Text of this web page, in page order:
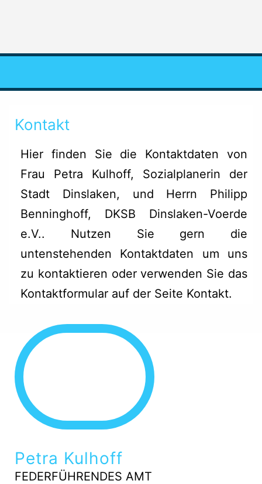
Kontakt
Hier finden Sie die Kontaktdaten von
Frau Petra Kulhoff, Sozialplanerin der
Stadt Dinslaken, und Herrn Philipp
Benninghoff, DKSB Dinslaken-Voerde
e.V.. Nutzen Sie gern die
untenstehenden Kontaktdaten um uns
zu kontaktieren oder verwenden Sie das
Kontaktformular auf der Seite Kontakt.
Petra Kulhoff
FEDERFÜHRENDES AMT